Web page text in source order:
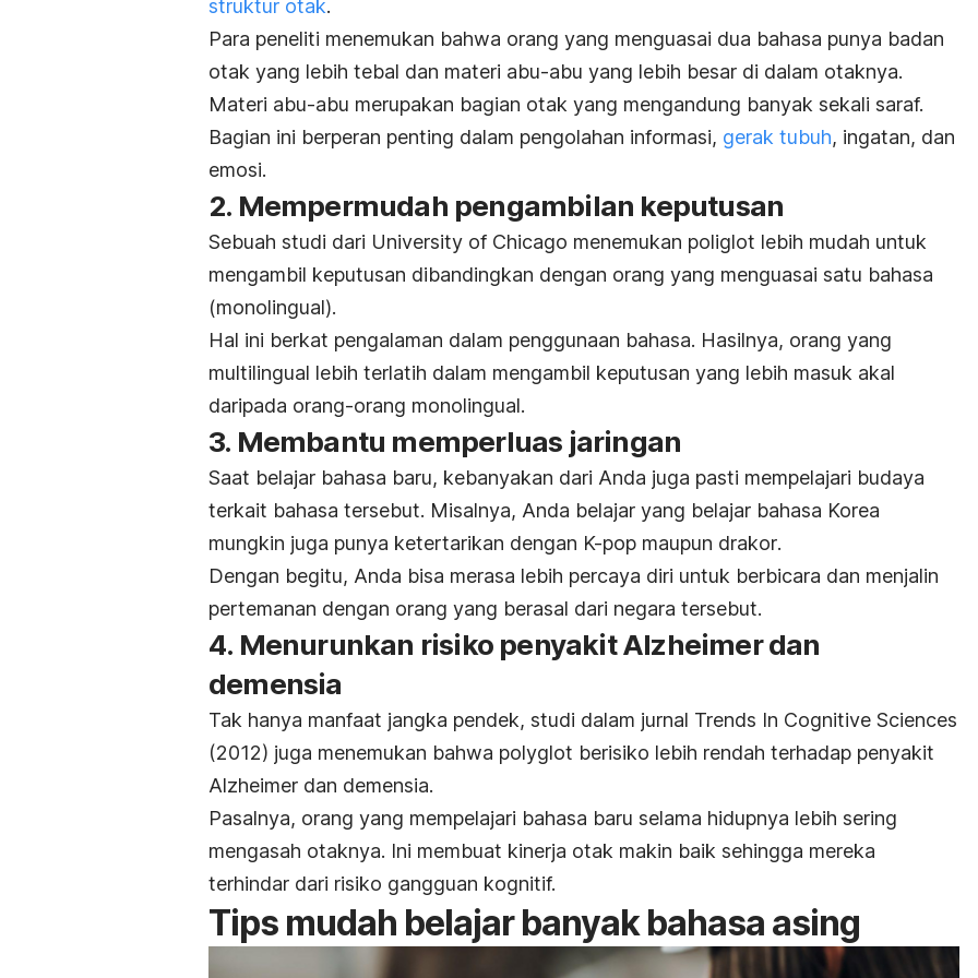
struktur otak.
Para peneliti menemukan bahwa orang yang menguasai dua bahasa punya badan
otak yang lebih tebal dan materi abu-abu yang lebih besar di dalam otaknya.
Materi abu-abu merupakan bagian otak yang mengandung banyak sekali saraf.
Bagian ini berperan penting dalam pengolahan informasi, gerak tubuh, ingatan, dan
emosi.
2. Mempermudah pengambilan keputusan
Sebuah studi dari University of Chicago menemukan poliglot lebih mudah untuk
mengambil keputusan dibandingkan dengan orang yang menguasai satu bahasa
(monolingual).
Hal ini berkat pengalaman dalam penggunaan bahasa. Hasilnya, orang yang
multilingual lebih terlatih dalam mengambil keputusan yang lebih masuk akal
daripada orang-orang monolingual.
3. Membantu memperluas jaringan
Saat belajar bahasa baru, kebanyakan dari Anda juga pasti mempelajari budaya
terkait bahasa tersebut. Misalnya, Anda belajar yang belajar bahasa Korea
mungkin juga punya ketertarikan dengan K-pop maupun drakor.
Dengan begitu, Anda bisa merasa lebih percaya diri untuk berbicara dan menjalin
pertemanan dengan orang yang berasal dari negara tersebut.
4. Menurunkan risiko penyakit Alzheimer dan
demensia
Tak hanya manfaat jangka pendek, studi dalam jurnal Trends In Cognitive Sciences
(2012) juga menemukan bahwa polyglot berisiko lebih rendah terhadap penyakit
Alzheimer dan demensia.
Pasalnya, orang yang mempelajari bahasa baru selama hidupnya lebih sering
mengasah otaknya. Ini membuat kinerja otak makin baik sehingga mereka
terhindar dari risiko gangguan kognitif.
Tips mudah belajar banyak bahasa asing